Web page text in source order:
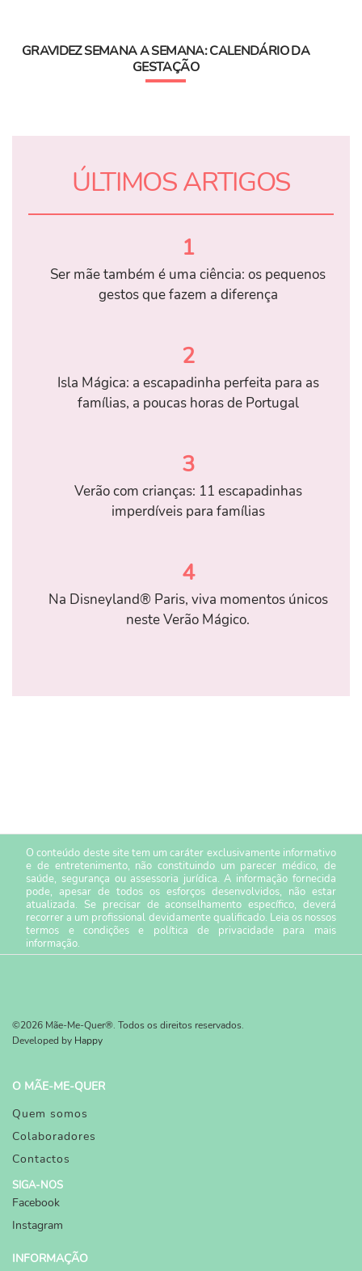
GRAVIDEZ SEMANA A SEMANA: CALENDÁRIO DA
GESTAÇÃO
ÚLTIMOS ARTIGOS
1
Ser mãe também é uma ciência: os pequenos
gestos que fazem a diferença
2
Isla Mágica: a escapadinha perfeita para as
famílias, a poucas horas de Portugal
3
Verão com crianças: 11 escapadinhas
imperdíveis para famílias
4
Na Disneyland® Paris, viva momentos únicos
neste Verão Mágico.
O conteúdo deste site tem um caráter exclusivamente informativo
e de entretenimento, não constituindo um parecer médico, de
saúde, segurança ou assessoria jurídica. A informação fornecida
pode, apesar de todos os esforços desenvolvidos, não estar
atualizada. Se precisar de aconselhamento específico, deverá
recorrer a um profissional devidamente qualificado. Leia os nossos
termos e condiçõese política de privacidade para mais
informação.
©2026 Mãe-Me-Quer®. Todos os direitos reservados.
Developed by Happy
O MÃE-ME-QUER
Quem somos
Colaboradores
Contactos
SIGA-NOS
Facebook
Instagram
INFORMAÇÃO